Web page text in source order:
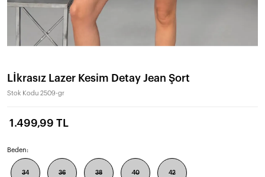
Lİkrasız Lazer Kesim Detay Jean Şort
Stok Kodu 2509-gr
1.499,99 TL
Beden:
34 36 38 40 42